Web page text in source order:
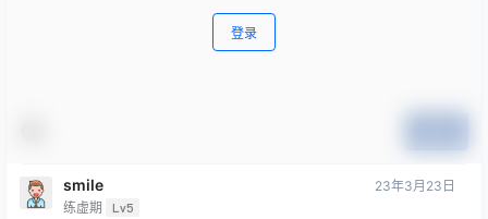
登录
smile
练虚期 Lv5
23年3月23日